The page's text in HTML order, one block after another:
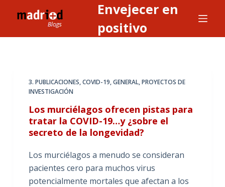
l
Envejecer en
positivo
3. PUBLICACIONES,COVID-19,GENERAL,PROYECTOS DE
INVESTIGACIÓN
Los murciélagos ofrecen pistas para
tratar la COVID-19…y ¿sobre el
secreto de la longevidad?
Los murciélagos a menudo se consideran
pacientes cero para muchos virus
potencialmente mortales que afectan a los